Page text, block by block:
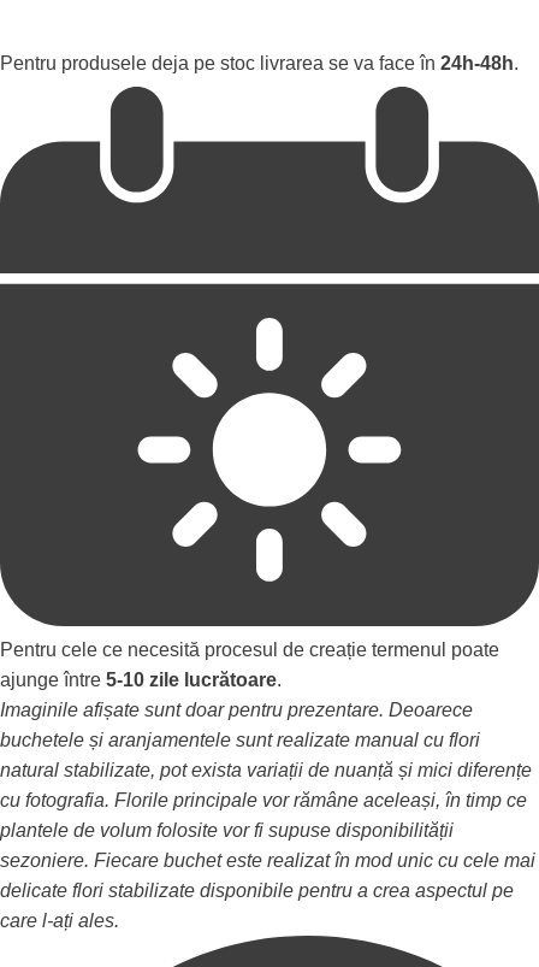
Pentru produsele deja pe stoc livrarea se va face în 24h-48h.
Pentru cele ce necesită procesul de creație termenul poate
ajunge între 5-10 zile lucrătoare.
Imaginile afișate sunt doar pentru prezentare. Deoarece
buchetele și aranjamentele sunt realizate manual cu flori
natural stabilizate, pot exista variații de nuanță și mici diferențe
cu fotografia. Florile principale vor rămâne aceleași, în timp ce
plantele de volum folosite vor fi supuse disponibilității
sezoniere. Fiecare buchet este realizat în mod unic cu cele mai
delicate flori stabilizate disponibile pentru a crea aspectul pe
care l-ați ales.